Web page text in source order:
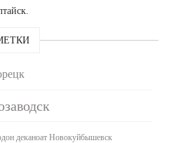
деканоат Новокуйбышевск